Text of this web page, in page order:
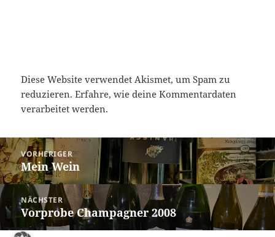
Diese Website verwendet Akismet, um Spam zu
reduzieren.Erfahre, wie deine Kommentardaten
verarbeitet werden.
Beitragsnavigation
VORHERIGER
Vorheriger
Beitrag:
Mein Wein
NÄCHSTER
Nächster
Beitrag:
Vorprobe Champagner 2008